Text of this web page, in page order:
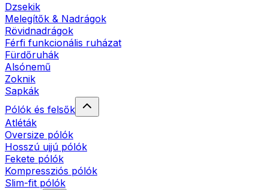
Dzsekik
Melegítők & Nadrágok
Rövidnadrágok
Férfi funkcionális ruházat
Fürdőruhák
Alsónemű
Zoknik
Sapkák
Pólók és felsők
Atléták
Oversize pólók
Hosszú ujjú pólók
Fekete pólók
Kompressziós pólók
Slim-fit pólók